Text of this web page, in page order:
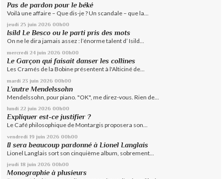
Pas de pardon pour le béké
Voilà une affaire – Que dis-je ? Un scandale – que la...
jeudi 25 juin 2026 00h00
Isild Le Besco ou le parti pris des mots
On ne le dira jamais assez : l’énorme talent d’ Isild...
mercredi 24 juin 2026 00h00
Le Garçon qui faisait danser les collines
Les Cramés de la Bobine présentent à l'Alticiné de...
mardi 23 juin 2026 00h00
L’autre Mendelssohn
Mendelssohn, pour piano. "OK", me direz-vous. Rien de...
lundi 22 juin 2026 00h00
Expliquer est-ce justifier ?
Le Café philosophique de Montargis proposera son...
vendredi 19 juin 2026 00h00
Il sera beaucoup pardonné à Lionel Langlais
Lionel Langlais sort son cinquième album, sobrement...
jeudi 18 juin 2026 00h00
Monographie à plusieurs